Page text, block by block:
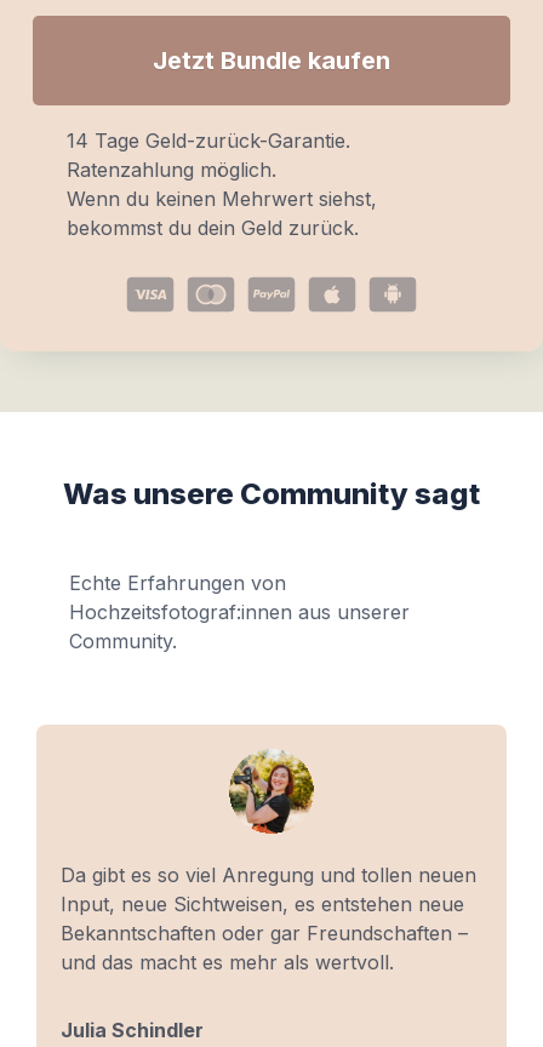
Jetzt Bundle kaufen
14 Tage Geld-zurück-Garantie.
Ratenzahlung möglich.
Wenn du keinen Mehrwert siehst,
bekommst du dein Geld zurück.
Was unsere Community sagt
Echte Erfahrungen von
Hochzeitsfotograf:innen aus unserer
Community.
Da gibt es so viel Anregung und tollen neuen
Input, neue Sichtweisen, es entstehen neue
Bekanntschaften oder gar Freundschaften –
und das macht es mehr als wertvoll.
Julia Schindler